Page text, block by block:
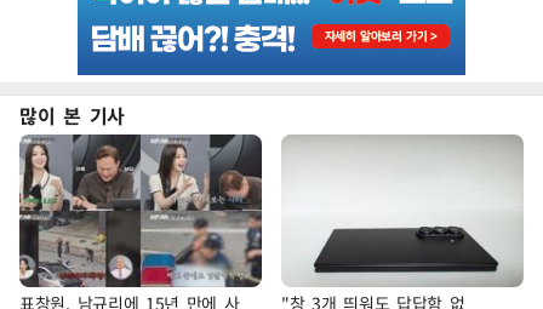
많이 본 기사
표창원, 남규리에 15년 만에 사
"창 3개 띄워도 답답함 없